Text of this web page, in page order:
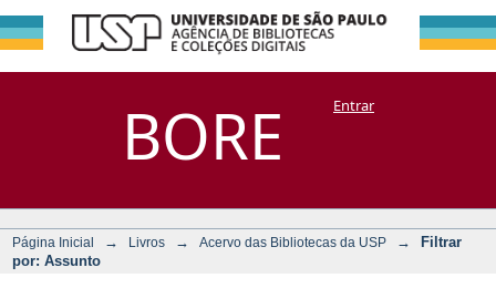
BORE
Filtrar por:
Assunto
DSpace/Manakin + CoriscoEntrar
Página Inicial → Livros → Acervo das Bibliotecas da USP →
Filtrar
por: Assunto